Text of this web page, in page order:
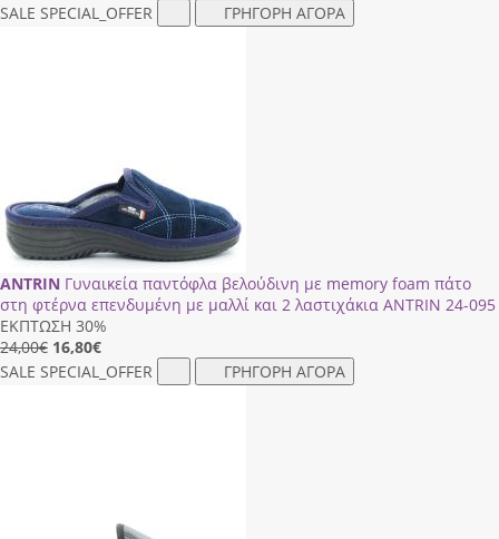
SALE SPECIAL_OFFER ΓΡΗΓΟΡΗ ΑΓΟΡΑ
ANTRIN Γυναικεία παντόφλα βελούδινη με memory foam πάτο
στη φτέρνα επενδυμένη με μαλλί και 2 λαστιχάκια ANTRIN 24-095
ΕΚΠΤΩΣΗ 30%
24,00€ 16,80€
SALE SPECIAL_OFFER ΓΡΗΓΟΡΗ ΑΓΟΡΑ